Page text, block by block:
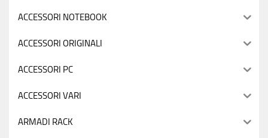
ACCESSORI NOTEBOOK
ACCESSORI ORIGINALI
ACCESSORI PC
ACCESSORI VARI
ARMADI RACK